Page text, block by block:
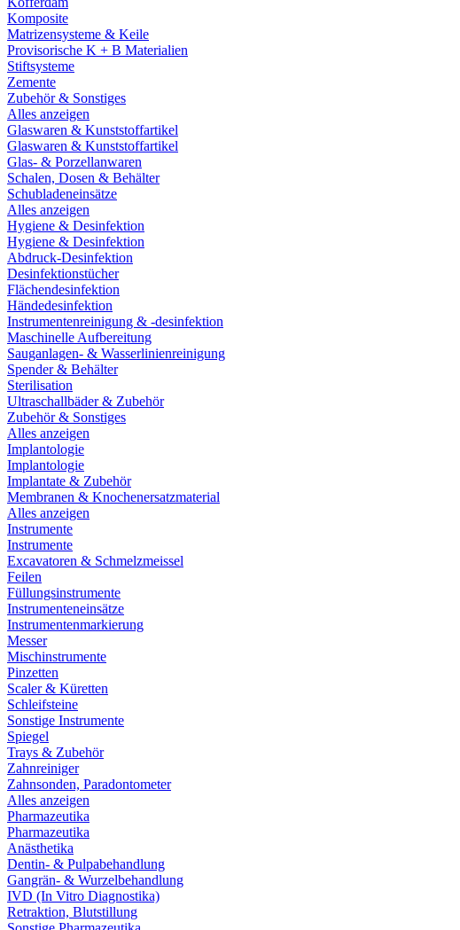
Komposite
Matrizensysteme & Keile
Provisorische K + B Materialien
Stiftsysteme
Zemente
Zubehör & Sonstiges
Alles anzeigen
Glaswaren & Kunststoffartikel
Glaswaren & Kunststoffartikel
Glas- & Porzellanwaren
Schalen, Dosen & Behälter
Schubladeneinsätze
Alles anzeigen
Hygiene & Desinfektion
Hygiene & Desinfektion
Abdruck-Desinfektion
Desinfektionstücher
Flächendesinfektion
Händedesinfektion
Instrumentenreinigung & -desinfektion
Maschinelle Aufbereitung
Sauganlagen- & Wasserlinienreinigung
Spender & Behälter
Sterilisation
Ultraschallbäder & Zubehör
Zubehör & Sonstiges
Alles anzeigen
Implantologie
Implantologie
Implantate & Zubehör
Membranen & Knochenersatzmaterial
Alles anzeigen
Instrumente
Instrumente
Excavatoren & Schmelzmeissel
Feilen
Füllungsinstrumente
Instrumenteneinsätze
Instrumentenmarkierung
Messer
Mischinstrumente
Pinzetten
Scaler & Küretten
Schleifsteine
Sonstige Instrumente
Spiegel
Trays & Zubehör
Zahnreiniger
Zahnsonden, Paradontometer
Alles anzeigen
Pharmazeutika
Pharmazeutika
Anästhetika
Dentin- & Pulpabehandlung
Gangrän- & Wurzelbehandlung
IVD (In Vitro Diagnostika)
Retraktion, Blutstillung